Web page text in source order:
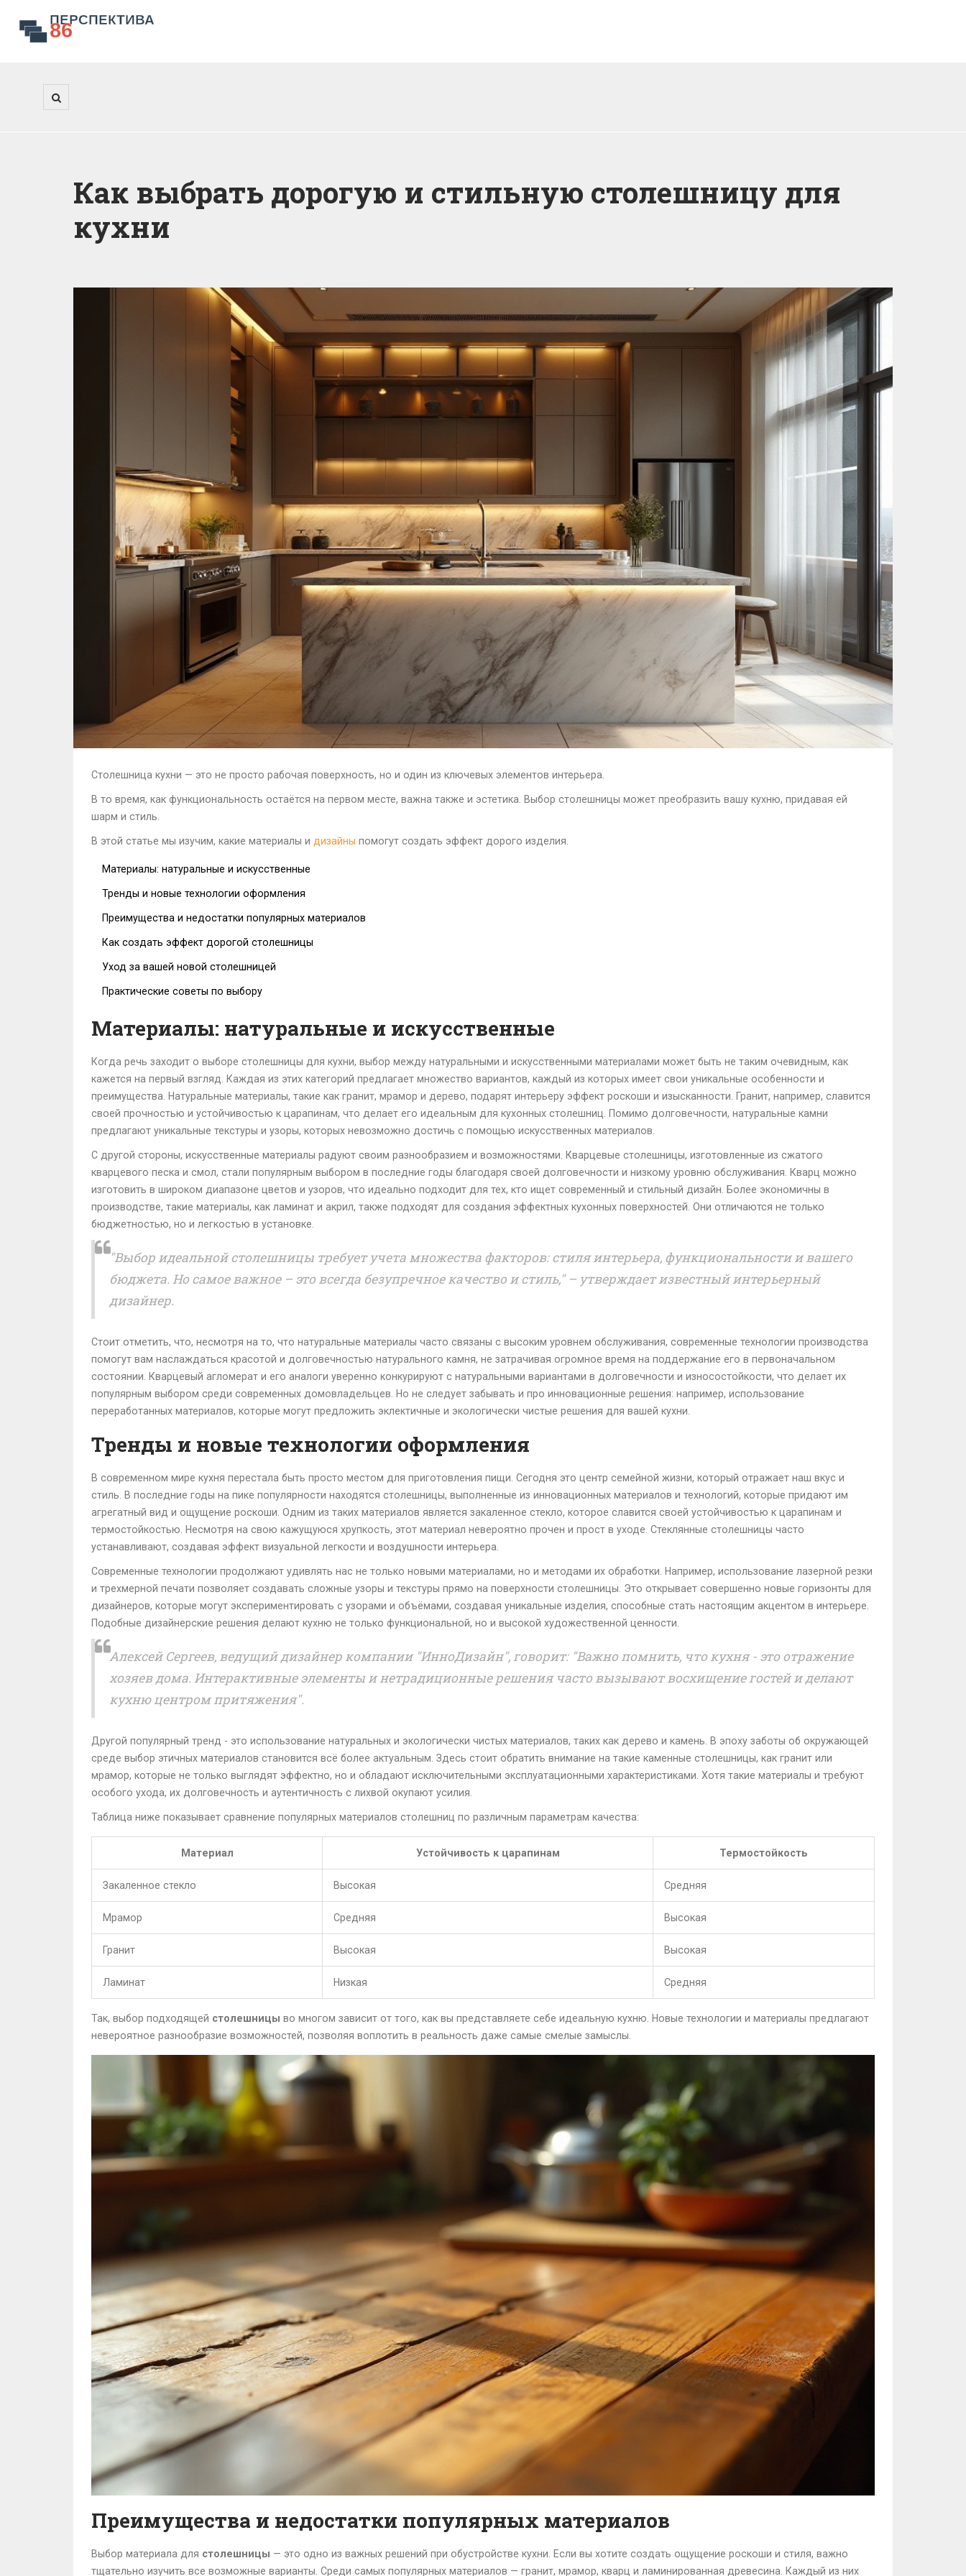
Как выбрать дорогую и стильную столешницу для
кухни
Столешница кухни — это не просто рабочая поверхность, но и один из ключевых элементов интерьера.
В то время, как функциональность остаётся на первом месте, важна также и эстетика. Выбор столешницы может преобразить вашу кухню, придавая ей
шарм и стиль.
В этой статье мы изучим, какие материалы и дизайны помогут создать эффект дорого изделия.
Материалы: натуральные и искусственные
Тренды и новые технологии оформления
Преимущества и недостатки популярных материалов
Как создать эффект дорогой столешницы
Уход за вашей новой столешницей
Практические советы по выбору
Материалы: натуральные и искусственные
Когда речь заходит о выборе столешницы для кухни, выбор между натуральными и искусственными материалами может быть не таким очевидным, как
кажется на первый взгляд. Каждая из этих категорий предлагает множество вариантов, каждый из которых имеет свои уникальные особенности и
преимущества. Натуральные материалы, такие как гранит, мрамор и дерево, подарят интерьеру эффект роскоши и изысканности. Гранит, например, славится
своей прочностью и устойчивостью к царапинам, что делает его идеальным для кухонных столешниц. Помимо долговечности, натуральные камни
предлагают уникальные текстуры и узоры, которых невозможно достичь с помощью искусственных материалов.
С другой стороны, искусственные материалы радуют своим разнообразием и возможностями. Кварцевые столешницы, изготовленные из сжатого
кварцевого песка и смол, стали популярным выбором в последние годы благодаря своей долговечности и низкому уровню обслуживания. Кварц можно
изготовить в широком диапазоне цветов и узоров, что идеально подходит для тех, кто ищет современный и стильный дизайн. Более экономичны в
производстве, такие материалы, как ламинат и акрил, также подходят для создания эффектных кухонных поверхностей. Они отличаются не только
бюджетностью, но и легкостью в установке.
"Выбор идеальной столешницы требует учета множества факторов: стиля интерьера, функциональности и вашего
бюджета. Но самое важное – это всегда безупречное качество и стиль," – утверждает известный интерьерный
дизайнер.
Стоит отметить, что, несмотря на то, что натуральные материалы часто связаны с высоким уровнем обслуживания, современные технологии производства
помогут вам наслаждаться красотой и долговечностью натурального камня, не затрачивая огромное время на поддержание его в первоначальном
состоянии. Кварцевый агломерат и его аналоги уверенно конкурируют с натуральными вариантами в долговечности и износостойкости, что делает их
популярным выбором среди современных домовладельцев. Но не следует забывать и про инновационные решения: например, использование
переработанных материалов, которые могут предложить эклектичные и экологически чистые решения для вашей кухни.
Тренды и новые технологии оформления
В современном мире кухня перестала быть просто местом для приготовления пищи. Сегодня это центр семейной жизни, который отражает наш вкус и
стиль. В последние годы на пике популярности находятся столешницы, выполненные из инновационных материалов и технологий, которые придают им
агрегатный вид и ощущение роскоши. Одним из таких материалов является закаленное стекло, которое славится своей устойчивостью к царапинам и
термостойкостью. Несмотря на свою кажущуюся хрупкость, этот материал невероятно прочен и прост в уходе. Стеклянные столешницы часто
устанавливают, создавая эффект визуальной легкости и воздушности интерьера.
Современные технологии продолжают удивлять нас не только новыми материалами, но и методами их обработки. Например, использование лазерной резки
и трехмерной печати позволяет создавать сложные узоры и текстуры прямо на поверхности столешницы. Это открывает совершенно новые горизонты для
дизайнеров, которые могут экспериментировать с узорами и объёмами, создавая уникальные изделия, способные стать настоящим акцентом в интерьере.
Подобные дизайнерские решения делают кухню не только функциональной, но и высокой художественной ценности.
Алексей Сергеев, ведущий дизайнер компании "ИнноДизайн", говорит: "Важно помнить, что кухня - это отражение
хозяев дома. Интерактивные элементы и нетрадиционные решения часто вызывают восхищение гостей и делают
кухню центром притяжения".
Другой популярный тренд - это использование натуральных и экологически чистых материалов, таких как дерево и камень. В эпоху заботы об окружающей
среде выбор этичных материалов становится всё более актуальным. Здесь стоит обратить внимание на такие каменные столешницы, как гранит или
мрамор, которые не только выглядят эффектно, но и обладают исключительными эксплуатационными характеристиками. Хотя такие материалы и требуют
особого ухода, их долговечность и аутентичность с лихвой окупают усилия.
Таблица ниже показывает сравнение популярных материалов столешниц по различным параметрам качества:
Материал Устойчивость к царапинам Термостойкость
Закаленное стекло Высокая Средняя
Мрамор Средняя Высокая
Гранит Высокая Высокая
Ламинат Низкая Средняя
Так, выбор подходящей столешницы во многом зависит от того, как вы представляете себе идеальную кухню. Новые технологии и материалы предлагают
невероятное разнообразие возможностей, позволяя воплотить в реальность даже самые смелые замыслы.
Преимущества и недостатки популярных материалов
Выбор материала для столешницы — это одно из важных решений при обустройстве кухни. Если вы хотите создать ощущение роскоши и стиля, важно
тщательно изучить все возможные варианты. Среди самых популярных материалов — гранит, мрамор, кварц и ламинированная древесина. Каждый из них